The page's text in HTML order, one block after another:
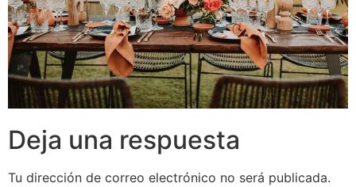
Deja una respuesta
Tu dirección de correo electrónico no será publicada.